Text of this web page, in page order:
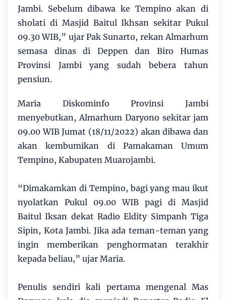
Jambi. Sebelum dibawa ke Tempino akan di
sholati di Masjid Baitul Ikhsan sekitar Pukul
09.30 WIB,” ujar Pak Sunarto, rekan Almarhum
semasa dinas di Deppen dan Biro Humas
Provinsi Jambi yang sudah bebera tahun
pensiun.
Maria Diskominfo Provinsi Jambi
menyebutkan, Almarhum Daryono sekitar jam
09.00 WIB Jumat (18/11/2022) akan dibawa dan
akan kembumikan di Pamakaman Umum
Tempino, Kabupaten Muarojambi.
“Dimakamkan di Tempino, bagi yang mau ikut
nyolatkan Pukul 09.00 WIB pagi di Masjid
Baitul Iksan dekat Radio Eldity Simpanh Tiga
Sipin, Kota Jambi. Jika ada teman-teman yang
ingin memberikan penghormatan terakhir
kepada beliau,” ujar Maria.
Penulis sendiri kali pertama mengenal Mas